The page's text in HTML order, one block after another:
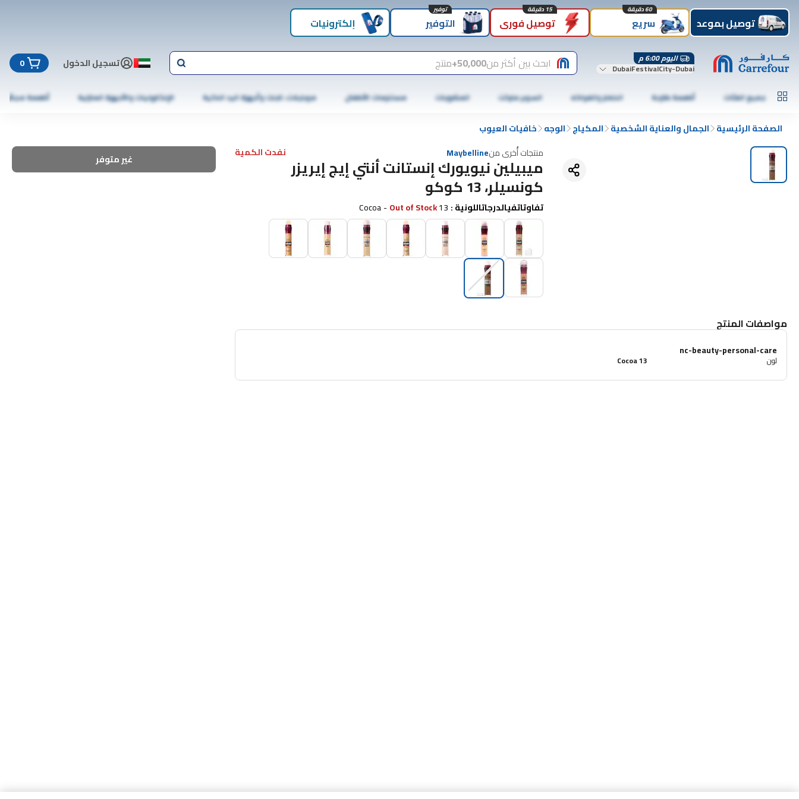
توصيل بموعد سريع
60 دقيقة
توصيل فوري
15 دقيقة
التوفير
توفير
إلكترونيات
اليوم 6:00 م
DubaiFestivalCity-Dubai ابحث بين أكثر من50,000+ منتج تسجيل الدخول 0
جميع الفئات أطعمة طازجة الخضار والفواكه السوبر ماركت المشروبات مستلزمات الأطفال موبايلات، تابلت وأجهزة اليد الذكية الإلكترونيات والأجهزة المنزلية أطعمة مجمّدة
الصفحة الرئيسية الجمال والعناية الشخصية المكياج الوجه خافيات العيوب
منتجات أُخرى منMaybelline نفدت الكمية
ميبيلين نيويورك إنستانت أنتي إيج إيريزر
كونسيلر، 13 كوكو
تفاوتاتفيالدرجاتاللونية:
13 Cocoa
-Out of Stock
غير متوفر
مواصفات المنتج
nc-beauty-personal-care
لون 13 Cocoa